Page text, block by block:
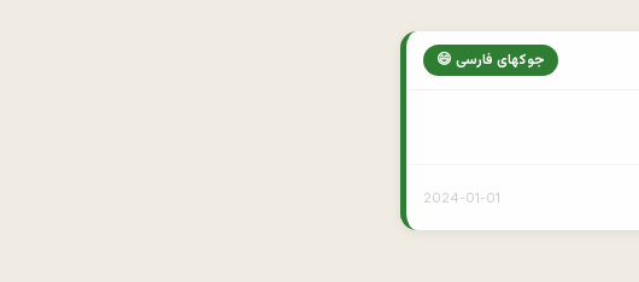
😄 جوکهای فارسی
2024-01-01